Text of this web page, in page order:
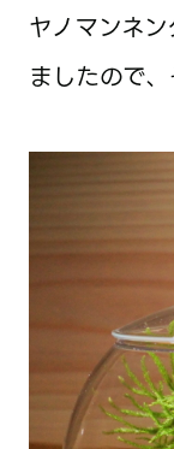
ヤノマンネ
ましたので